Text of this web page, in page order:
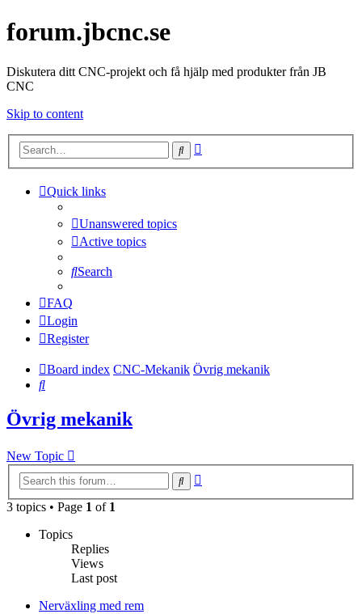
forum.jbcnc.se
Diskutera ditt CNC-projekt och få hjälp med produkter från JB
CNC
Skip to content
Search
Quick links
Unanswered topics
Active topics
Search
FAQ
Login
Register
Board index CNC-Mekanik Övrig mekanik
Search
Övrig mekanik
New Topic
Search
3 topics • Page 1 of 1
Topics
Replies
Views
Last post
Nerväxling med rem